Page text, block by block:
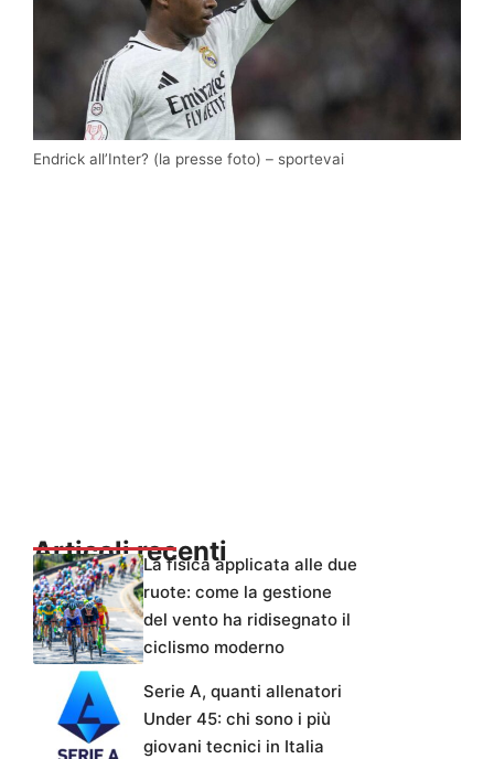
Endrick all’Inter? (la presse foto) – sportevai
Articoli recentiLa fisica applicata alle due
ruote: come la gestione
del vento ha ridisegnato il
ciclismo moderno
Serie A, quanti allenatori
Under 45: chi sono i più
giovani tecnici in Italia